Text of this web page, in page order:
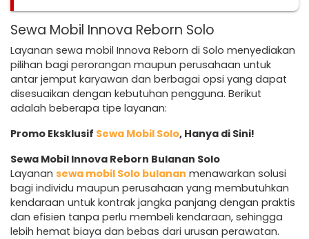
Sewa Mobil Innova Reborn Solo
Layanan sewa mobil Innova Reborn di Solo menyediakan
pilihan bagi perorangan maupun perusahaan untuk
antar jemput karyawan dan berbagai opsi yang dapat
disesuaikan dengan kebutuhan pengguna. Berikut
adalah beberapa tipe layanan:
Promo Eksklusif Sewa Mobil Solo, Hanya di Sini!
Sewa Mobil Innova Reborn Bulanan Solo
Layanan sewa mobil Solo bulanan menawarkan solusi
bagi individu maupun perusahaan yang membutuhkan
kendaraan untuk kontrak jangka panjang dengan praktis
dan efisien tanpa perlu membeli kendaraan, sehingga
lebih hemat biaya dan bebas dari urusan perawatan.